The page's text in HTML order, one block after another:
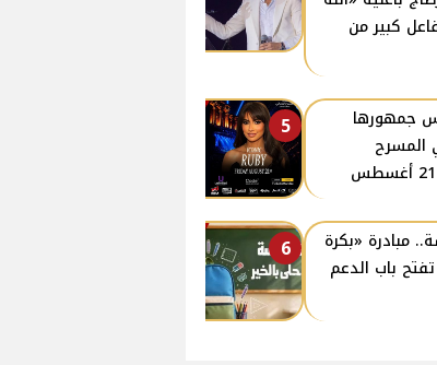
كبير من
5
جمهورها
المسرح
6
مبادرة «بكرة
باب الدعم